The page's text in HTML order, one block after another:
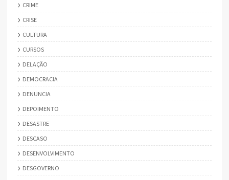
CRIME
CRISE
CULTURA
CURSOS
DELAÇÃO
DEMOCRACIA
DENUNCIA
DEPOIMENTO
DESASTRE
DESCASO
DESENVOLVIMENTO
DESGOVERNO